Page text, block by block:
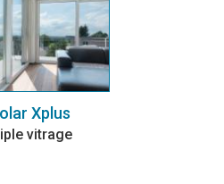
Xplus
vitrage